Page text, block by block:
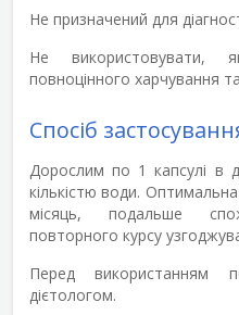
Не призначений для
Не використовувати,
повноцінного харчування
Спосіб
Дорослим по 1 капсулі в
кількістю води.
місяць, подальше
повторного курсу
Перед використанням
дієтологом.